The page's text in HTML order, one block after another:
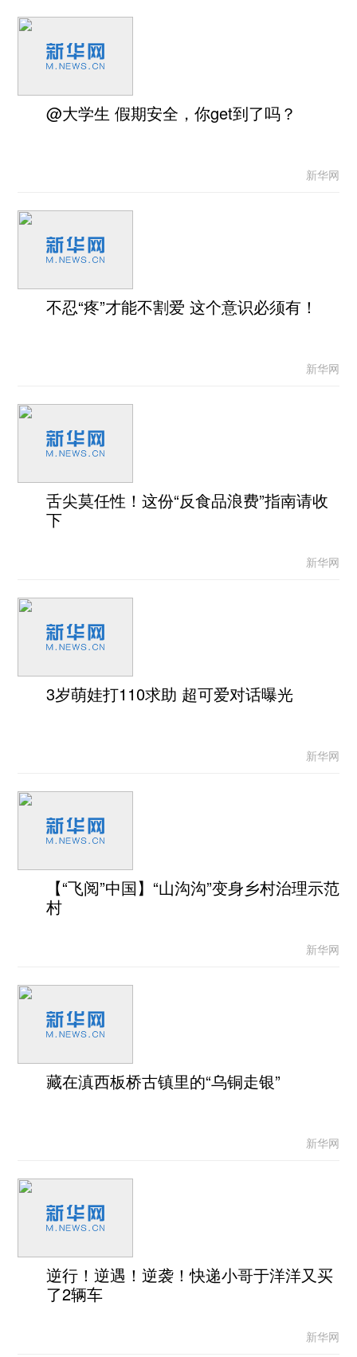
@大学生 假期安全，你get到了吗？
新华网
不忍“疼”才能不割爱 这个意识必须有！
新华网
舌尖莫任性！这份“反食品浪费”指南请收
下
新华网
3岁萌娃打110求助 超可爱对话曝光
新华网
【“飞阅”中国】“山沟沟”变身乡村治理示范
村
新华网
藏在滇西板桥古镇里的“乌铜走银”
新华网
逆行！逆遇！逆袭！快递小哥于洋洋又买
了2辆车
新华网